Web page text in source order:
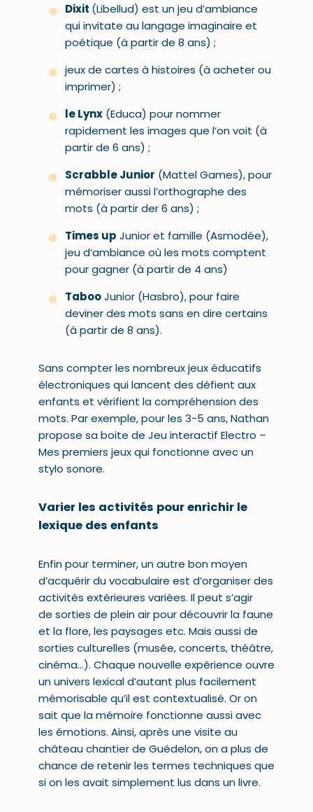
Dixit (Libellud) est un jeu d’ambiance
qui invitate au langage imaginaire et
poétique (à partir de 8 ans) ;
jeux de cartes à histoires (à acheter ou
imprimer) ;
le Lynx(Educa) pour nommer
rapidement les images que l’on voit (à
partir de 6 ans) ;
Scrabble Junior (Mattel Games), pour
mémoriser aussi l’orthographe des
mots (à partir der 6 ans) ;
Times up Junior et famille (Asmodée),
jeu d’ambiance où les mots comptent
pour gagner (à partir de 4 ans)
TabooJunior (Hasbro), pour faire
deviner des mots sans en dire certains
(à partir de 8 ans).
Sans compter les nombreux jeux éducatifs
électroniques qui lancent des défient aux
enfants et vérifient la compréhension des
mots. Par exemple, pour les 3-5 ans, Nathan
propose sa boite de Jeu interactif Electro –
Mes premiers jeux qui fonctionne avec un
stylo sonore.
Varier les activités pour enrichir le
lexique des enfants
Enfin pour terminer, un autre bon moyen
d’acquérir du vocabulaire est d’organiser des
activités extérieures variées. Il peut s’agir
de sorties de plein airpour découvrir la faune
et la flore, les paysages etc. Mais aussi de
sorties culturelles (musée, concerts, théâtre,
cinéma…). Chaque nouvelle expérience ouvre
un univers lexical d’autant plus facilement
mémorisable qu’il est contextualisé. Or on
sait que la mémoire fonctionne aussi avec
les émotions. Ainsi, après une visite au
château chantier de Guédelon, on a plus de
chance de retenir les termes techniques que
si on les avait simplement lus dans un livre.